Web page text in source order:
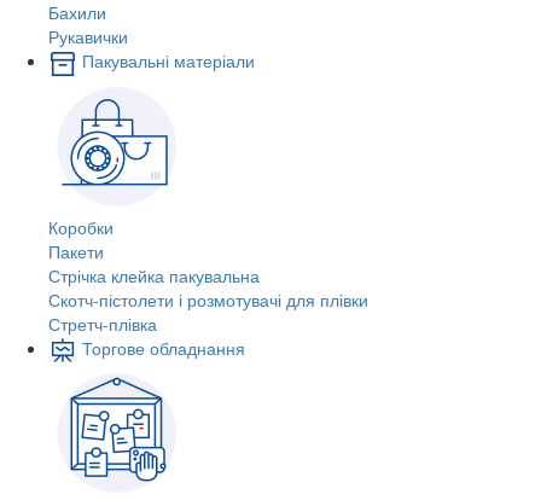
Бахили
Рукавички
Пакувальні матеріали
Коробки
Пакети
Стрічка клейка пакувальна
Скотч-пістолети і розмотувачі для плівки
Стретч-плівка
Торгове обладнання